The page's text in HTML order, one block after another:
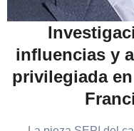
influencias y
privilegiada